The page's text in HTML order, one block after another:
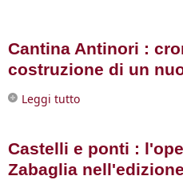
Cantina Antinori :
costruzione di un
Leggi tutto
Castelli e ponti :
Zabaglia